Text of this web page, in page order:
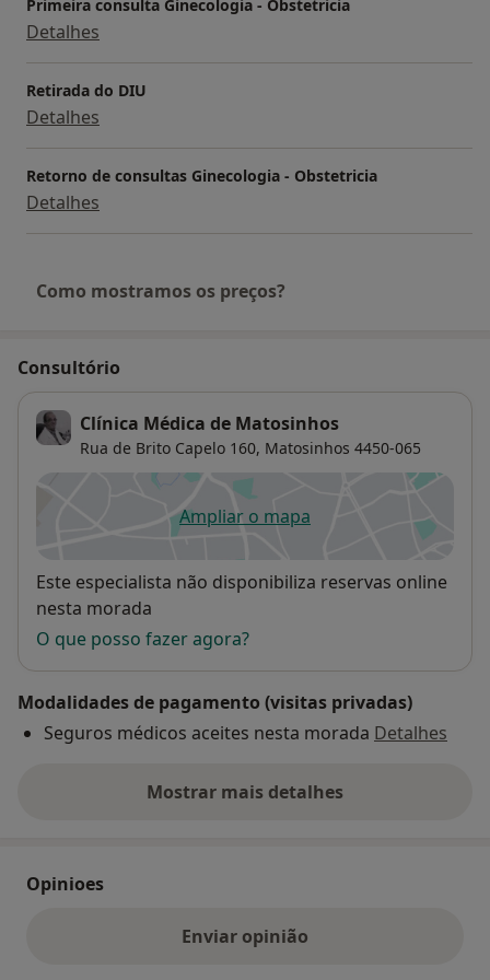
• 2004 - Chefe de Serviço de Ginecologia / Obstetrícia
Primeira consulta Ginecologia - Obstetricia
Detalhes
Retirada do DIU
Detalhes
Retorno de consultas Ginecologia - Obstetricia
Detalhes
Como mostramos os preços?
Consultório
Clínica Médica de Matosinhos
Rua de Brito Capelo 160, Matosinhos 4450-065
Ampliar o mapaabre num novo separador
Disponibilidade
Este especialista não disponibiliza reservas online
nesta morada
O que posso fazer agora?
Modalidades de pagamento (visitas privadas)
Seguros médicos aceites nesta morada Detalhes
Mostrar mais detalhes
sobre o endereço
Opinioes
Enviar opinião